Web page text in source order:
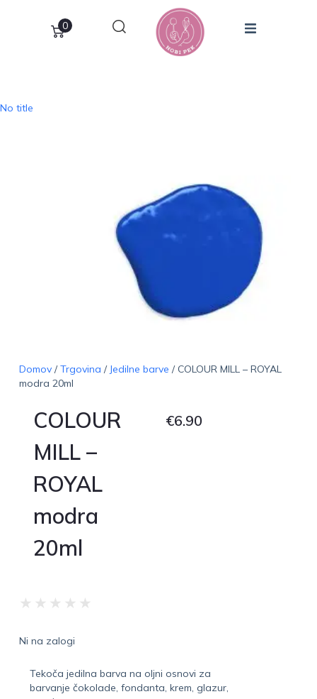
0
No title
Domov/Trgovina / Jedilne barve / COLOUR MILL – ROYAL
modra 20ml
COLOUR
MILL –
ROYAL
modra
20ml
€6.90
★ ★ ★ ★ ★
Ni na zalogi
Tekoča jedilna barva na oljni osnovi za
barvanje čokolade, fondanta, krem, glazur,